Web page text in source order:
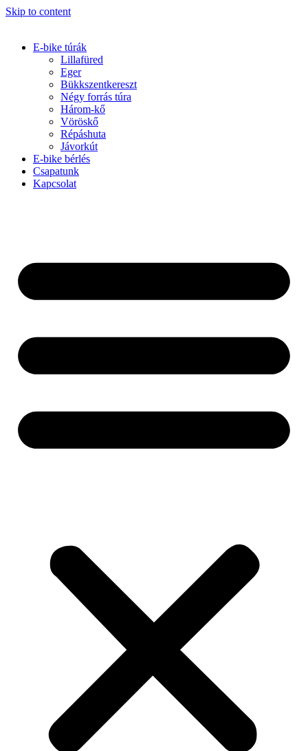
Skip to content
E-bike túrák
Lillafüred
Eger
Bükkszentkereszt
Négy forrás túra
Három-kő
Vöröskő
Répáshuta
Jávorkút
E-bike bérlés
Csapatunk
Kapcsolat